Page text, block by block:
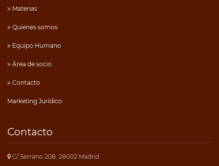
Materias
Quienes somos
Equipo Humano
Área de socio
Contacto
Marketing Jurídico
Contacto
C/ Serrano 208. 28002 Madrid